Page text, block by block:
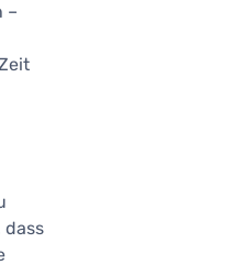
–
dass